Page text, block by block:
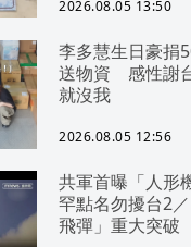
之下
2026.08.05 13:50
李多慧生日豪捐
送物資 感性謝
就沒我
2026.08.05 12:56
共軍首曝「人形
罕點名勿擾台2
飛彈」重大突破